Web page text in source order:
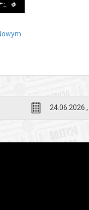
24.06.2026